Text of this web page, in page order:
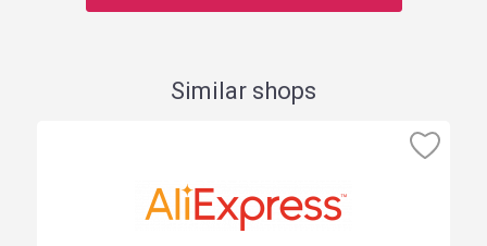
Similar shops